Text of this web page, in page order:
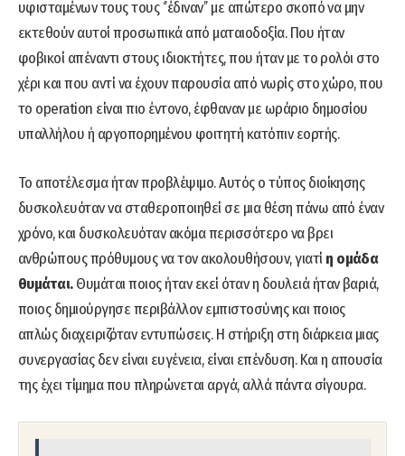
υφισταμένων τους τους ‘’έδιναν’’ με απώτερο σκοπό να μην
εκτεθούν αυτοί προσωπικά από ματαιοδοξία. Που ήταν
φοβικοί απέναντι στους ιδιοκτήτες, που ήταν με το ρολόι στο
χέρι και που αντί να έχουν παρουσία από νωρίς στο χώρο, που
το operation είναι πιο έντονο, έφθαναν με ωράριο δημοσίου
υπαλλήλου ή αργοπορημένου φοιτητή κατόπιν εορτής.
Το αποτέλεσμα ήταν προβλέψιμο. Αυτός ο τύπος διοίκησης
δυσκολευόταν να σταθεροποιηθεί σε μια θέση πάνω από έναν
χρόνο, και δυσκολευόταν ακόμα περισσότερο να βρει
ανθρώπους πρόθυμους να τον ακολουθήσουν, γιατίη ομάδα
θυμάται.Θυμάται ποιος ήταν εκεί όταν η δουλειά ήταν βαριά,
ποιος δημιούργησε περιβάλλον εμπιστοσύνης και ποιος
απλώς διαχειριζόταν εντυπώσεις. Η στήριξη στη διάρκεια μιας
συνεργασίας δεν είναι ευγένεια, είναι επένδυση. Και η απουσία
της έχει τίμημα που πληρώνεται αργά, αλλά πάντα σίγουρα.